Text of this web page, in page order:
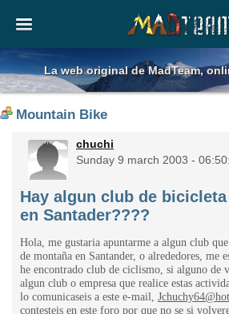
La web original de MadTeam,
Mountain Bike
chuchi
Sunday 9 march 2003 -
Hay algun club de
en Santader????
Hola, me gustaria apuntarme a algun club
de montaña en Santander, o alrededores, me
he encontrado club de ciclismo, si alguno de
algun club o empresa que realice estas
lo comunicaseis a este e-mail,
contesteis en este foro por que no se si